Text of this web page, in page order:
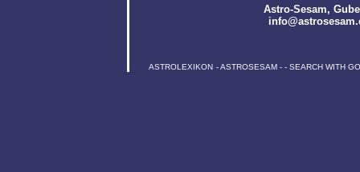
Astro-Sesam,
ASTROLEXIKON -ASTROSESAM - - SEARCH WITH